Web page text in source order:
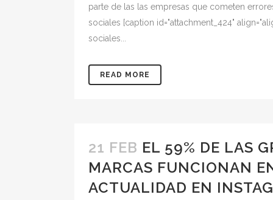
parte de las las empresas que cometen
sociales [caption id="attachment_424"
sociales...
READ MORE
21 FEB EL 59% DE LAS
MARCAS FUNCIONAN
ACTUALIDAD EN